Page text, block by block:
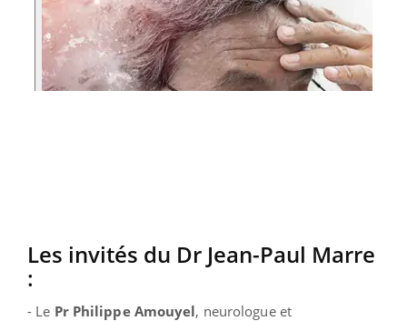
Les invités du Dr Jean-Paul Marre
:
- Le Pr Philippe Amouyel, neurologue et